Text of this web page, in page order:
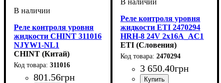
Реле контроля уровня
жидкости CHINT 311016
NJYW1-NL1
AC220V/380V
CHINT (Китай)
311016
801.56грн
Реле контроля уровня
жидкости ETI 2470294
HRH-8 24V 2x16A_AC1
ETI (Словения)
2470294
3 650.40грн